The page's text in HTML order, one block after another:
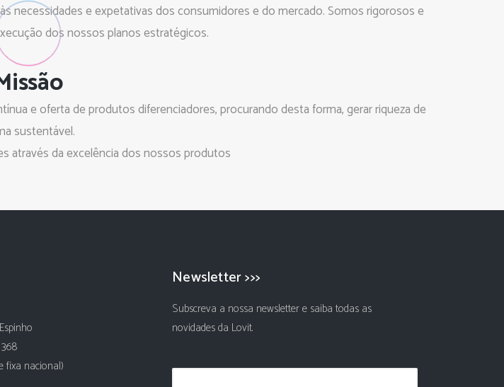
necessidades e expetativas dos consumidores e do mercado. Somos rigorosos e
dos nossos planos estratégicos.
e oferta de produtos diferenciadores, procurando desta forma, gerar riqueza de
sustentável.
através da excelência dos nossos produtos
fixa nacional)
Newsletter >>>
Subscreva a nossa newsletter e saiba todas as
novidades da Lovit.